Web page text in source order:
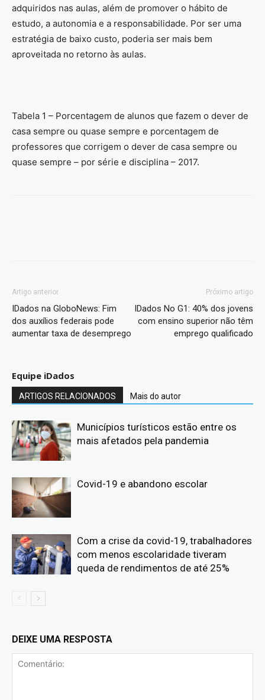
adquiridos nas aulas, além de promover o hábito de
estudo, a autonomia e a responsabilidade. Por ser uma
estratégia de baixo custo, poderia ser mais bem
aproveitada no retorno às aulas.
Tabela 1 – Porcentagem de alunos que fazem o dever de
casa sempre ou quase sempre e porcentagem de
professores que corrigem o dever de casa sempre ou
quase sempre – por série e disciplina – 2017.
Artigo anterior
IDados na GloboNews: Fim
dos auxílios federais pode
aumentar taxa de desemprego
Próximo artigo
IDados No G1: 40% dos jovens
com ensino superior não têm
emprego qualificado
Equipe iDados
ARTIGOS RELACIONADOS Mais do autor
Municípios turísticos estão entre os
mais afetados pela pandemia
Covid-19 e abandono escolar
Com a crise da covid-19, trabalhadores
com menos escolaridade tiveram
queda de rendimentos de até 25%
DEIXE UMA RESPOSTA